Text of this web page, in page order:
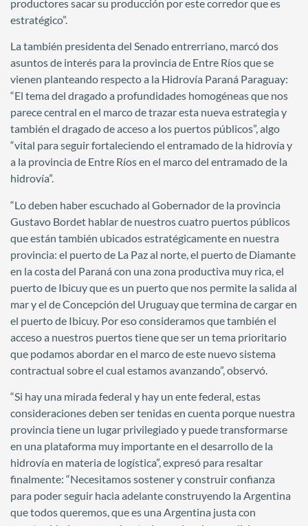
productores sacar su producción por este corredor que es
estratégico”.
La también presidenta del Senado entrerriano, marcó dos
asuntos de interés para la provincia de Entre Ríos que se
vienen planteando respecto a la Hidrovía Paraná Paraguay:
“El tema del dragado a profundidades homogéneas que nos
parece central en el marco de trazar esta nueva estrategia y
también el dragado de acceso a los puertos públicos”, algo
“vital para seguir fortaleciendo el entramado de la hidrovía y
a la provincia de Entre Ríos en el marco del entramado de la
hidrovía”.
“Lo deben haber escuchado al Gobernador de la provincia
Gustavo Bordet hablar de nuestros cuatro puertos públicos
que están también ubicados estratégicamente en nuestra
provincia: el puerto de La Paz al norte, el puerto de Diamante
en la costa del Paraná con una zona productiva muy rica, el
puerto de Ibicuy que es un puerto que nos permite la salida al
mar y el de Concepción del Uruguay que termina de cargar en
el puerto de Ibicuy. Por eso consideramos que también el
acceso a nuestros puertos tiene que ser un tema prioritario
que podamos abordar en el marco de este nuevo sistema
contractual sobre el cual estamos avanzando”, observó.
“Si hay una mirada federal y hay un ente federal, estas
consideraciones deben ser tenidas en cuenta porque nuestra
provincia tiene un lugar privilegiado y puede transformarse
en una plataforma muy importante en el desarrollo de la
hidrovía en materia de logística”, expresó para resaltar
finalmente: “Necesitamos sostener y construir confianza
para poder seguir hacia adelante construyendo la Argentina
que todos queremos, que es una Argentina justa con